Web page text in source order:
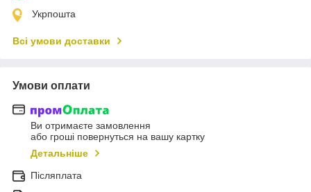
Укрпошта
Всі умови доставки
Умови оплати
Ви отримаєте замовлення
або гроші повернуться на вашу картку
Детальніше
Післяплата